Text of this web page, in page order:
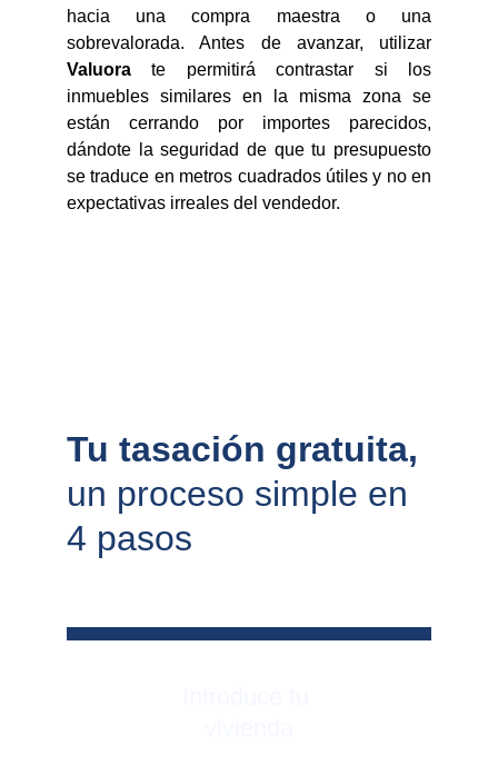
hacia una compra maestra o una
sobrevalorada. Antes de avanzar, utilizar
Valuora te permitirá contrastar si los
inmuebles similares en la misma zona se
están cerrando por importes parecidos,
dándote la seguridad de que tu presupuesto
se traduce en metros cuadrados útiles y no en
expectativas irreales del vendedor.
Tu tasación gratuita,
un proceso simple en
4 pasos